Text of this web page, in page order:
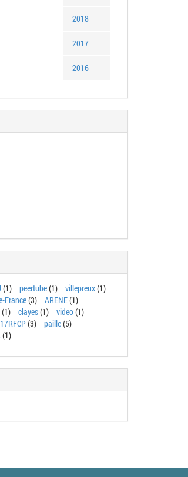
2018
2017
2016
(1) peertube(1) villepreux(1)
France(3) ARENE(1)
(1) clayes(1) video(1)
(3) paille(5)
(1)